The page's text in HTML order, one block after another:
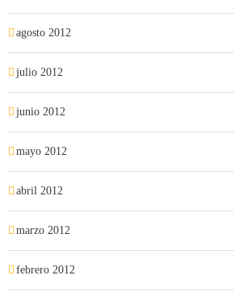
agosto 2012
julio 2012
junio 2012
mayo 2012
abril 2012
marzo 2012
febrero 2012